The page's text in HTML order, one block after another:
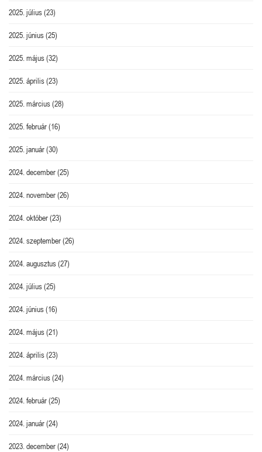
2025. július(23)
2025. június(25)
2025. május(32)
2025. április(23)
2025. március(28)
2025. február(16)
2025. január(30)
2024. december(25)
2024. november(26)
2024. október(23)
2024. szeptember(26)
2024. augusztus(27)
2024. július(25)
2024. június(16)
2024. május(21)
2024. április(23)
2024. március(24)
2024. február(25)
2024. január(24)
2023. december(24)